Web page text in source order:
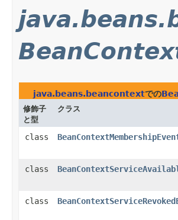
java.beans.beancontextでの
修飾子
と型
クラス
class
class
class